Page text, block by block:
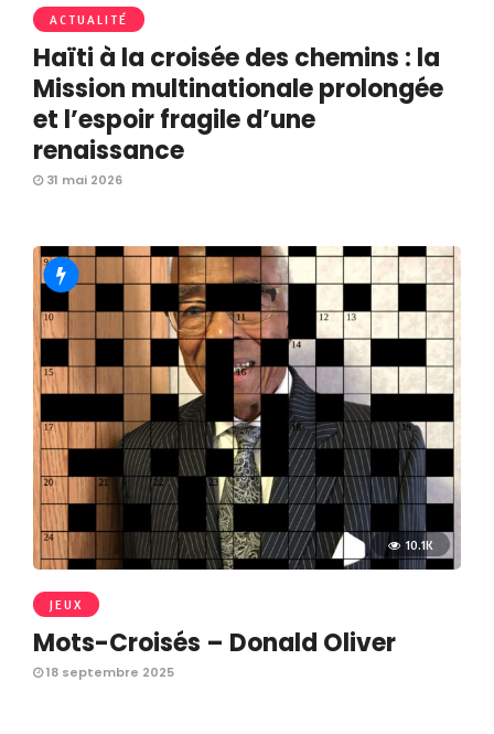
ACTUALITÉ
Haïti à la croisée des chemins : la
Mission multinationale prolongée
et l’espoir fragile d’une
renaissance
31 mai 2026
10.1K
JEUX
Mots-Croisés – Donald Oliver
18 septembre 2025